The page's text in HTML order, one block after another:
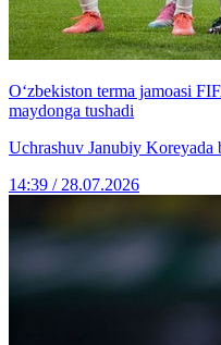
O‘zbekiston terma jamoasi
maydonga tushadi
Uchrashuv Janubiy Koreyada
14:39 / 28.07.2026